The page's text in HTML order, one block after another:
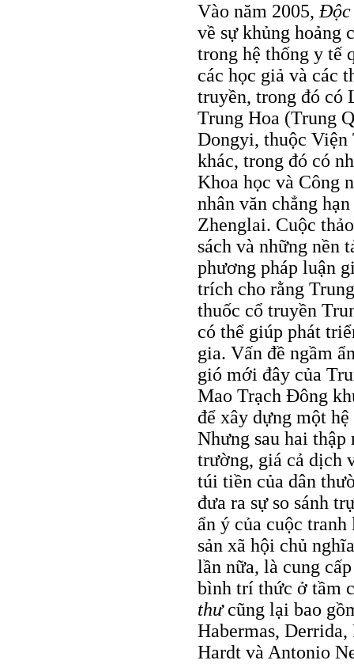
Vào năm 2005,Ðộc
về sự khủng hoảng
trong hệ thống y tế
các học giả và các
truyền, trong đó có
Trung Hoa (Trung
Dongyi, thuộc Viện
khác, trong đó có
Khoa học và Công
nhân văn chẳng
Zhenglai. Cuộc
sách và những nền
phương pháp luận
trích cho rằng
thuốc cổ truyền
có thể giúp phát
gia. Vấn đề ngầm
gió mới đây của
Mao Trạch Ðông
để xây dựng một
Nhưng sau hai
trường, giá cả dịch
túi tiền của dân
đưa ra sự so sánh
ẩn ý của cuộc
sản xã hội chủ
lần nữa, là cung
bình trí thức ở tầm
thưcũng lại bao
Habermas,
Hardt và Antonio